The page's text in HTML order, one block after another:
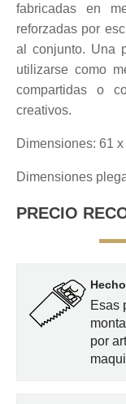
fabricadas en
reforzadas por
al conjunto. Una
utilizarse como
compartidas o
creativos.
Dimensiones: 61
Dimensiones
PRECIO
Esas
por